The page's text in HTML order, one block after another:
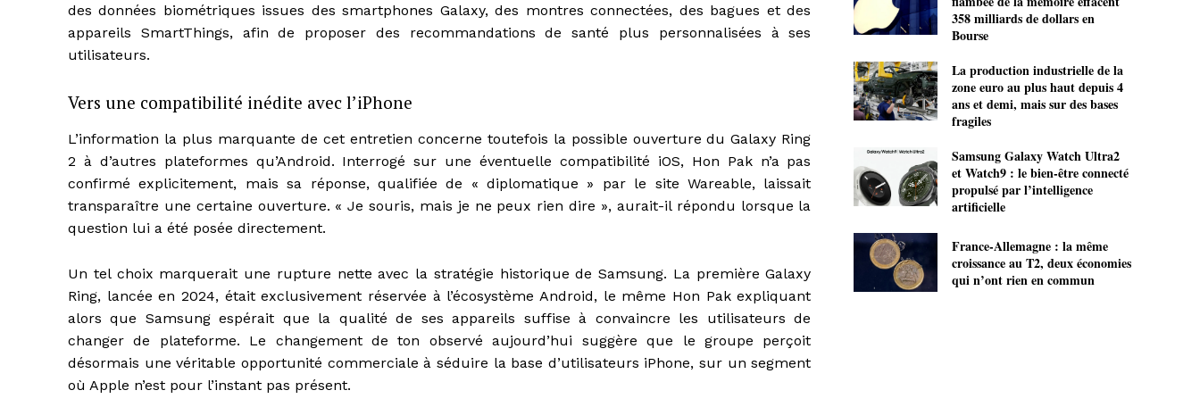
des données biométriques issues des smartphones Galaxy, des montres connectées, des bagues et des
appareils SmartThings, afin de proposer des recommandations de santé plus personnalisées à ses
utilisateurs.
Vers une compatibilité inédite avec l’iPhone
L’information la plus marquante de cet entretien concerne toutefois la possible ouverture du Galaxy Ring
2 à d’autres plateformes qu’Android. Interrogé sur une éventuelle compatibilité iOS, Hon Pak n’a pas
confirmé explicitement, mais sa réponse, qualifiée de « diplomatique » par le site Wareable, laissait
transparaître une certaine ouverture. « Je souris, mais je ne peux rien dire », aurait-il répondu lorsque la
question lui a été posée directement.
Un tel choix marquerait une rupture nette avec la stratégie historique de Samsung. La première Galaxy
Ring, lancée en 2024, était exclusivement réservée à l’écosystème Android, le même Hon Pak expliquant
alors que Samsung espérait que la qualité de ses appareils suffise à convaincre les utilisateurs de
changer de plateforme. Le changement de ton observé aujourd’hui suggère que le groupe perçoit
désormais une véritable opportunité commerciale à séduire la base d’utilisateurs iPhone, sur un segment
où Apple n’est pour l’instant pas présent.
358 milliards de dollars en
Bourse
La production industrielle de la
zone euro au plus haut depuis 4
ans et demi, mais sur des bases
fragiles
Samsung Galaxy Watch Ultra2
et Watch9 : le bien-être connecté
propulsé par l’intelligence
artificielle
France-Allemagne : la même
croissance au T2, deux économies
qui n’ont rien en commun